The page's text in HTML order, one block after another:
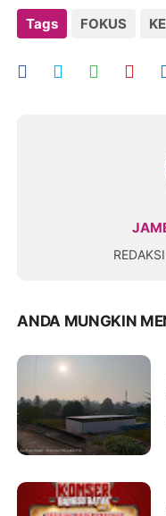
Tags FOKUS
ANDA MUNGKIN